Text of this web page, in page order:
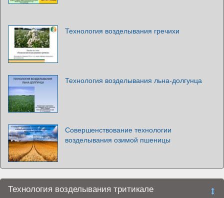
Технология возделывания гречихи
Технология возделывания льна-долгунца
Совершенствование технологии
возделывания озимой пшеницы
Технология возделывания тритикале